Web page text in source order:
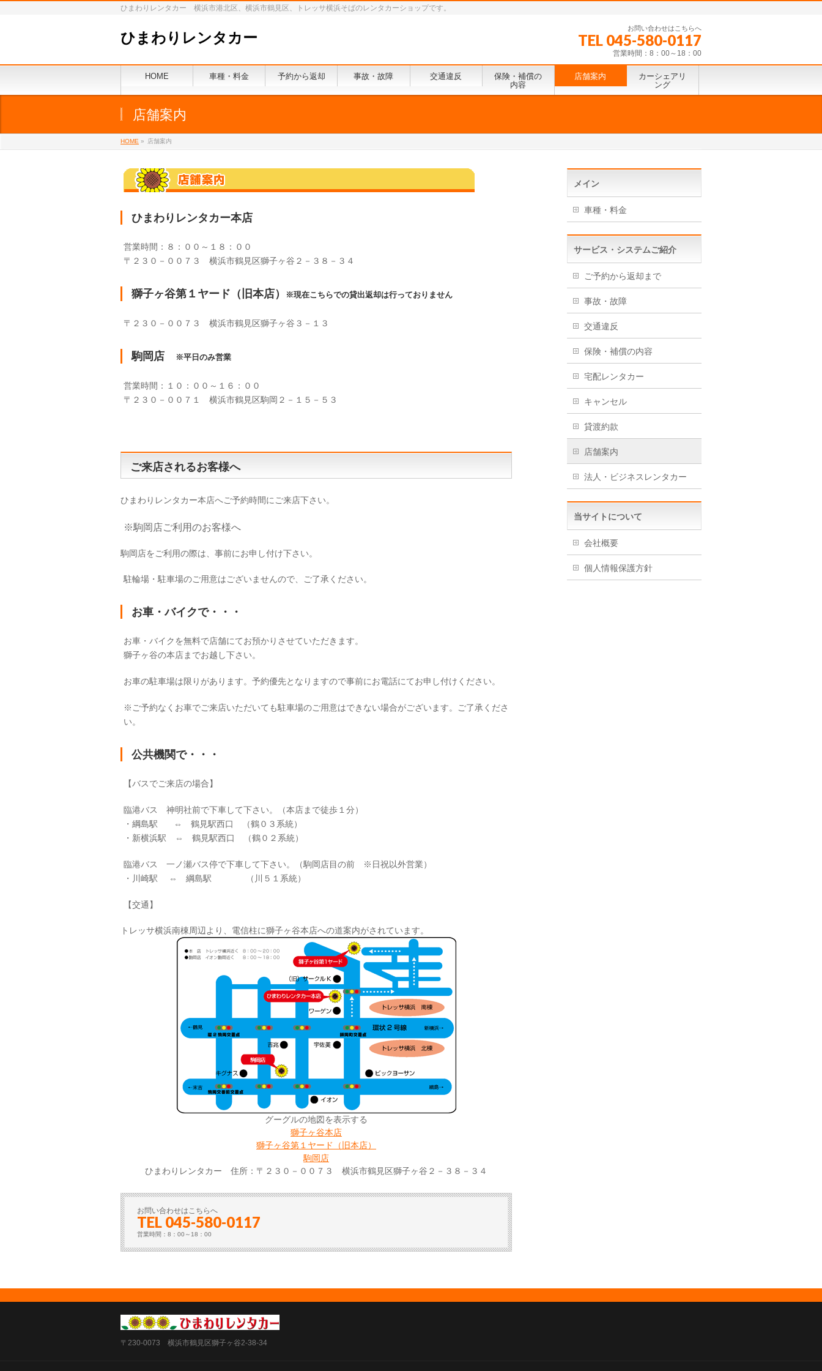
ひまわりレンタカー 横浜市港北区、横浜市鶴見区、トレッサ横浜そばのレンタカーショップです。
ひまわりレンタカー
お問い合わせはこちらへ
TEL 045-580-0117
営業時間：8：00～18：00
HOME 車種・料金 予約から返却 事故・故障 交通違反
保険・補償の
内容
店舗案内
カーシェアリ
ング
店舗案内
HOME » 店舗案内
ひまわりレンタカー本店
営業時間：８：００～１８：００
〒２３０－００７３ 横浜市鶴見区獅子ヶ谷２－３８－３４
獅子ヶ谷第１ヤード（旧本店） ※現在こちらでの貸出返却は行っておりません
〒２３０－００７３ 横浜市鶴見区獅子ヶ谷３－１３
駒岡店 ※平日のみ営業
営業時間：１０：００～１６：００
〒２３０－００７１ 横浜市鶴見区駒岡２－１５－５３
ご来店されるお客様へ
ひまわりレンタカー本店へご予約時間にご来店下さい。
※駒岡店ご利用のお客様へ
駒岡店をご利用の際は、事前にお申し付け下さい。
駐輪場・駐車場のご用意はございませんので、ご了承ください。
お車・バイクで・・・
お車・バイクを無料で店舗にてお預かりさせていただきます。
獅子ヶ谷の本店までお越し下さい。
お車の駐車場は限りがあります。予約優先となりますので事前にお電話にてお申し付けください。
※ご予約なくお車でご来店いただいても駐車場のご用意はできない場合がございます。ご了承くださ
い。
公共機関で・・・
【バスでご来店の場合】
臨港バス 神明社前で下車して下さい。（本店まで徒歩１分）
・綱島駅 ⇔ 鶴見駅西口 （鶴０３系統）
・新横浜駅 ⇔ 鶴見駅西口 （鶴０２系統）
臨港バス 一ノ瀬バス停で下車して下さい。（駒岡店目の前 ※日祝以外営業）
・川崎駅 ⇔ 綱島駅 （川５１系統）
【交通】
トレッサ横浜南棟周辺より、電信柱に獅子ヶ谷本店への道案内がされています。
グーグルの地図を表示する
獅子ヶ谷本店
獅子ヶ谷第１ヤード（旧本店）
駒岡店
ひまわりレンタカー 住所：〒２３０－００７３ 横浜市鶴見区獅子ヶ谷２－３８－３４
お問い合わせはこちらへ
TEL 045-580-0117
営業時間：8：00～18：00
メイン
車種・料金
サービス・システムご紹介
ご予約から返却まで
事故・故障
交通違反
保険・補償の内容
宅配レンタカー
キャンセル
貸渡約款
店舗案内
法人・ビジネスレンタカー
当サイトについて
会社概要
個人情報保護方針
〒230-0073 横浜市鶴見区獅子ヶ谷2-38-34